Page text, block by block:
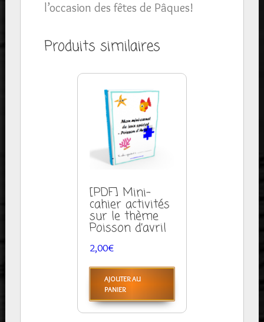
l’occasion des fêtes de Pâques!
Produits similaires
[PDF] Mini-
cahier activités
sur le thème
Poisson d’avril
2,00€
AJOUTER AU
PANIER